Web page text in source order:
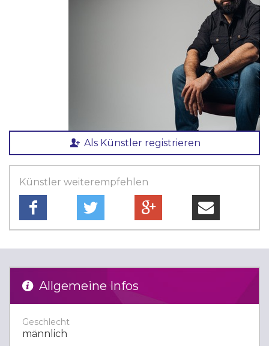
Als Künstler registrieren
Künstler weiterempfehlen
Allgemeine Infos
Geschlecht
männlich